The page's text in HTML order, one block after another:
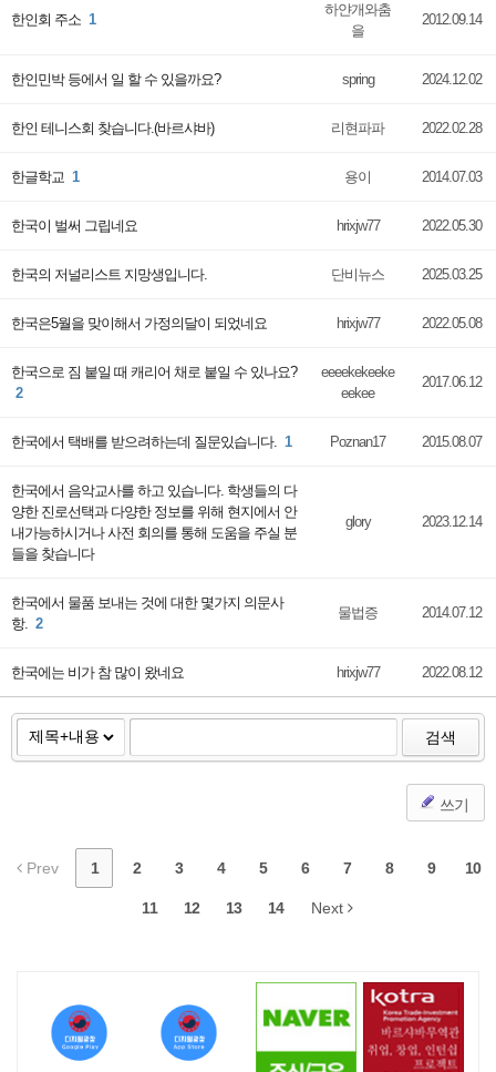
한인회 주소 1
하얀개와춤
을
2012.09.14
한인민박 등에서 일 할 수 있을까요? spring 2024.12.02
한인 테니스회 찾습니다.(바르샤바) 리현파파 2022.02.28
한글학교 1 용이 2014.07.03
한국이 벌써 그립네요 hrixjw77 2022.05.30
한국의 저널리스트 지망생입니다. 단비뉴스 2025.03.25
한국은5월을 맞이해서 가정의달이 되었네요 hrixjw77 2022.05.08
한국으로 짐 붙일 때 캐리어 채로 붙일 수 있나요?
2
eeeekekeeke
eekee
2017.06.12
한국에서 택배를 받으려하는데 질문있습니다. 1 Poznan17 2015.08.07
한국에서 음악교사를 하고 있습니다. 학생들의 다
양한 진로선택과 다양한 정보를 위해 현지에서 안
내가능하시거나 사전 회의를 통해 도움을 주실 분
들을 찾습니다
glory 2023.12.14
한국에서 물품 보내는 것에 대한 몇가지 의문사
항. 2
물법증 2014.07.12
한국에는 비가 참 많이 왔네요 hrixjw77 2022.08.12
검색
쓰기
Prev 1 2 3 4 5 6 7 8 9 10
11 12 13 14 Next